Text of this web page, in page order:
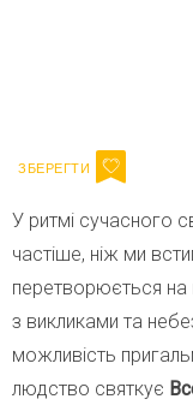
У ритмі сучасного
частіше, ніж ми
перетворюється на
з викликами та
можливість
людство святкує